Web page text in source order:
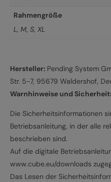
Rahmengröße
L, M, S, XL
Hersteller: Pending System
Str. 5-7, 95679 Waldershof,
Warnhinweise und
Die Sicherheitsinformationen
Betriebsanleitung, in der alle
beschrieben sind.
Auf die digitale
www.cube.eu/downloads
Das Lesen der